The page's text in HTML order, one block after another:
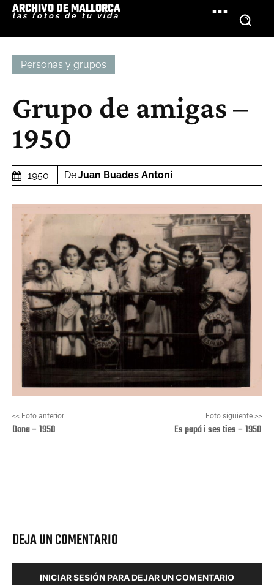
ARCHIVO DE MALLORCA
las fotos de tu vida
Personas y grupos
Grupo de amigas –
1950
1950 DeJuan Buades Antoni
<< Foto anterior
Dona – 1950
Foto siguiente >>
Es papá i ses ties – 1950
DEJA UN COMENTARIO
INICIAR SESIÓN PARA DEJAR UN COMENTARIO